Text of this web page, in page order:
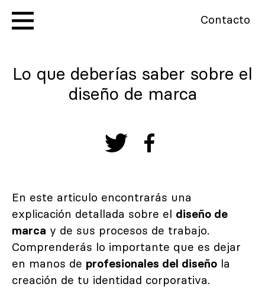
Contacto
Lo que deberías saber sobre el
diseño de marca
En este articulo encontrarás una
explicación detallada sobre el diseño de
marca y de sus procesos de trabajo.
Comprenderás lo importante que es dejar
en manos de profesionales del diseño la
creación de tu identidad corporativa.